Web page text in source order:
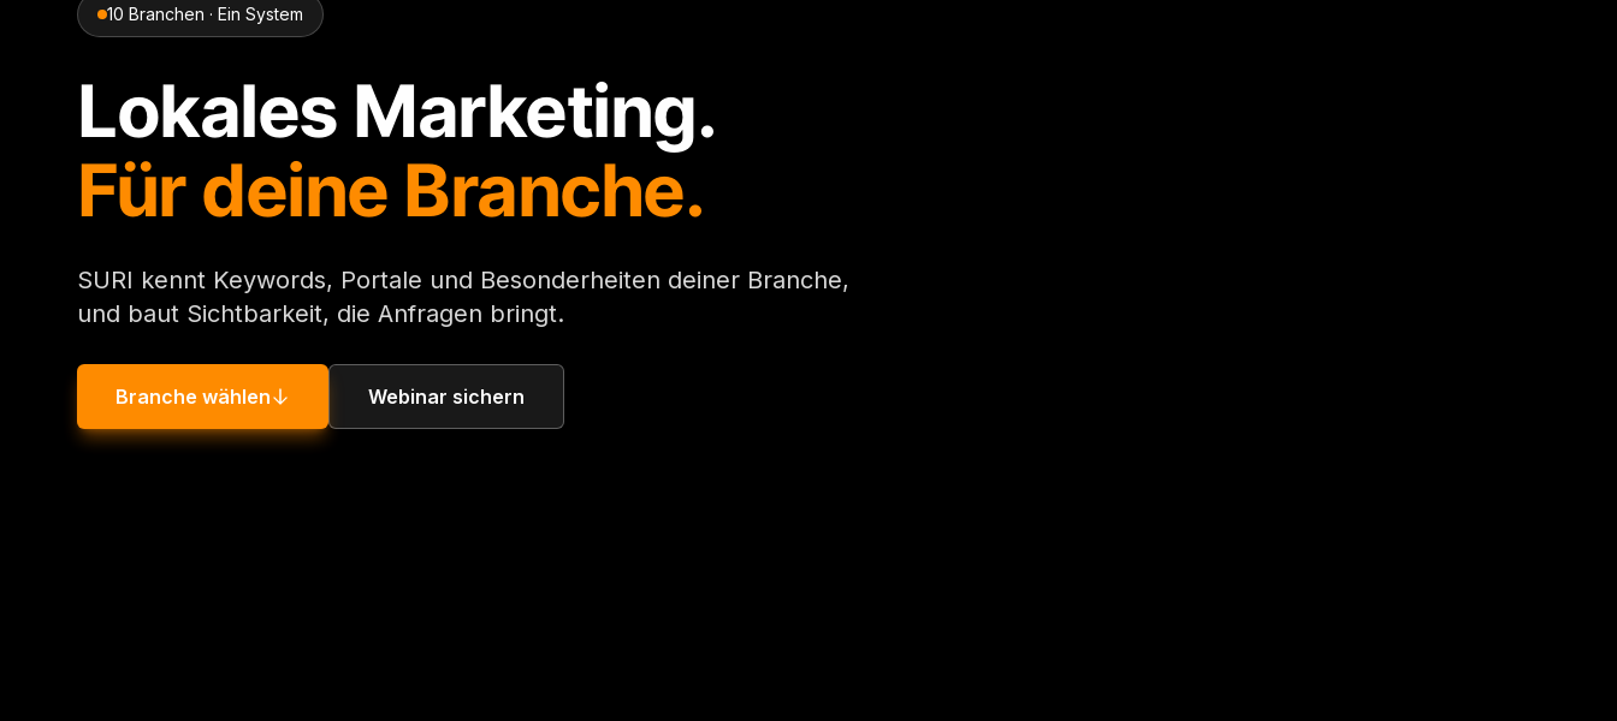
10 Branchen · Ein System
Lokales Marketing.
Für deine Branche.
SURI kennt Keywords, Portale und Besonderheiten deiner Branche,
und baut Sichtbarkeit, die Anfragen bringt.
Branche wählen Webinar sichern